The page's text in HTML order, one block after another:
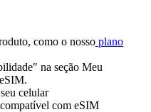
como o nosso plano
na seção Meu
celular
com eSIM